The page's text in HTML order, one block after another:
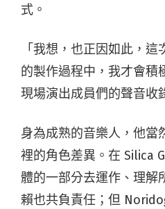
式。
「我想，也正因如此，這
的製作過程中，我才會
現場演出成員們的聲音收
身為成熟的音樂人，他當
裡的角色差異。在 Silica
體的一部分去運作、理解
賴也共負責任；但